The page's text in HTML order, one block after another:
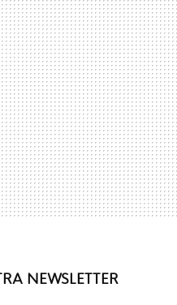
NEWSLETTER